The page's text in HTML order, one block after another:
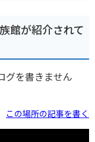
館が紹介されて
グを書きません
この場所の記事を書く